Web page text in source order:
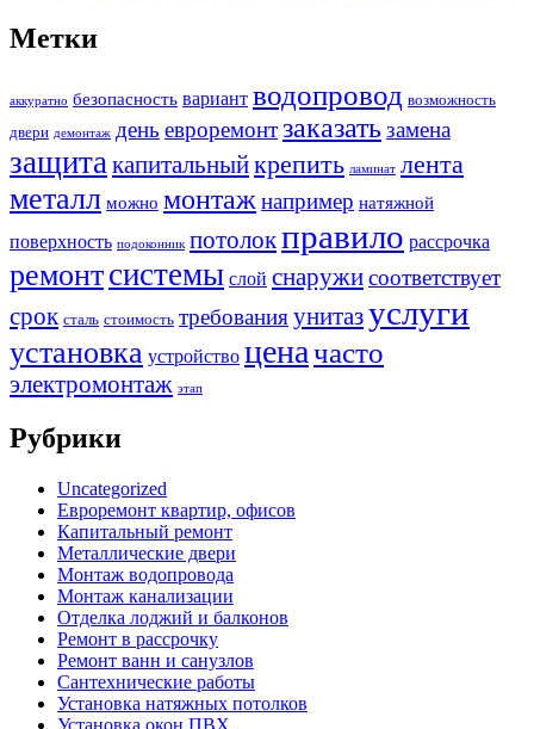
Метки
аккуратно безопасность вариант водопровод возможность
двери демонтаж день евроремонтзаказатьзамена
защитакапитальныйкрепить ламинат лента
металл можно монтажнапример натяжной
поверхность подоконник потолокправило рассрочка
ремонтсистемы слой снаружисоответствует
срок сталь стоимость требованияунитазуслуги
установка устройство ценачасто
электромонтаж этап
Рубрики
Uncategorized
Евроремонт квартир, офисов
Капитальный ремонт
Металлические двери
Монтаж водопровода
Монтаж канализации
Отделка лоджий и балконов
Ремонт в рассрочку
Ремонт ванн и санузлов
Сантехнические работы
Установка натяжных потолков
Установка окон ПВХ